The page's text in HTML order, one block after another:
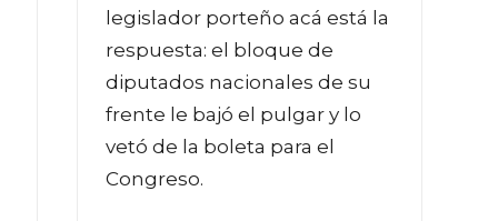
legislador porteño acá está la
respuesta: el bloque de
diputados nacionales de su
frente le bajó el pulgar y lo
vetó de la boleta para el
Congreso.